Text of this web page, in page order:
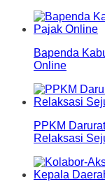
Bapenda
Online
PPKM
Relaksasi